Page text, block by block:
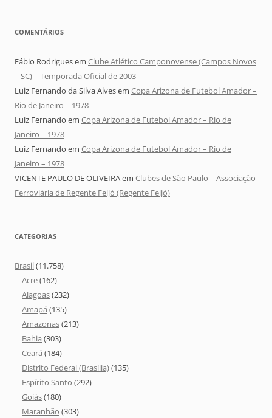
COMENTÁRIOS
Fábio Rodriguesem Clube Atlético Camponovense (Campos Novos
– SC) – Temporada Oficial de 2003
Luiz Fernando da Silva Alvesem Copa Arizona de Futebol Amador –
Rio de Janeiro – 1978
Luiz Fernando em Copa Arizona de Futebol Amador – Rio de
Janeiro – 1978
Luiz Fernando em Copa Arizona de Futebol Amador – Rio de
Janeiro – 1978
VICENTE PAULO DE OLIVEIRAem Clubes de São Paulo – Associação
Ferroviária de Regente Feijó (Regente Feijó)
CATEGORIAS
Brasil(11.758)
Acre(162)
Alagoas(232)
Amapá (135)
Amazonas(213)
Bahia (303)
Ceará (184)
Distrito Federal (Brasília)(135)
Espírito Santo (292)
Goiás(180)
Maranhão (303)